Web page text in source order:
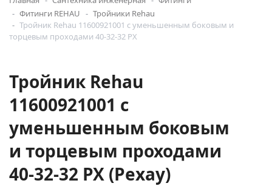
Фитинги REHAU
Тройники Rehau
Тройник Rehau 11600921001 с уменьшенным боковым и
торцевым проходами 40-32-32 PX
Тройник Rehau
11600921001 с
уменьшенным боковым
и торцевым проходами
40-32-32 PX (Рехау)